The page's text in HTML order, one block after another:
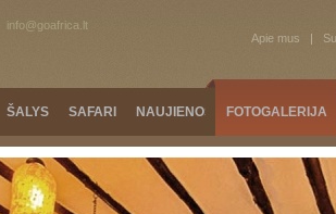
Apie mus
info@goafrica.lt
ŠALYS SAFARI NAUJIENOS FOTOGALERIJA